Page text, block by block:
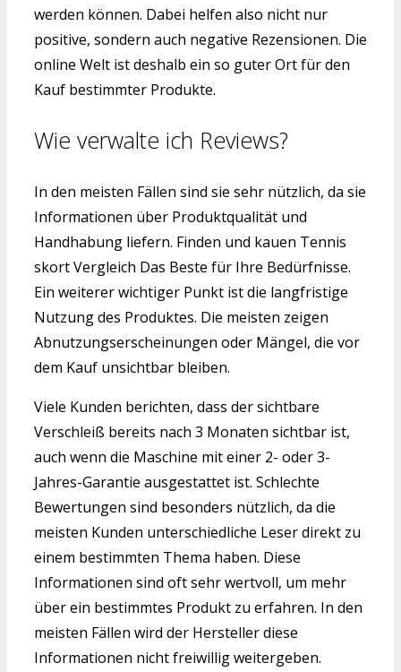
werden können. Dabei helfen also nicht nur
positive, sondern auch negative Rezensionen. Die
online Welt ist deshalb ein so guter Ort für den
Kauf bestimmter Produkte.
Wie verwalte ich Reviews?
In den meisten Fällen sind sie sehr nützlich, da sie
Informationen über Produktqualität und
Handhabung liefern. Finden und kauen Tennis
skort Vergleich Das Beste für Ihre Bedürfnisse.
Ein weiterer wichtiger Punkt ist die langfristige
Nutzung des Produktes. Die meisten zeigen
Abnutzungserscheinungen oder Mängel, die vor
dem Kauf unsichtbar bleiben.
Viele Kunden berichten, dass der sichtbare
Verschleiß bereits nach 3 Monaten sichtbar ist,
auch wenn die Maschine mit einer 2- oder 3-
Jahres-Garantie ausgestattet ist. Schlechte
Bewertungen sind besonders nützlich, da die
meisten Kunden unterschiedliche Leser direkt zu
einem bestimmten Thema haben. Diese
Informationen sind oft sehr wertvoll, um mehr
über ein bestimmtes Produkt zu erfahren. In den
meisten Fällen wird der Hersteller diese
Informationen nicht freiwillig weitergeben.